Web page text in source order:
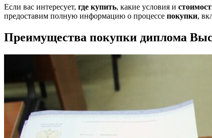
Если вас интересует, где купить, какие условия и
предоставим полную информацию о процессе покупки,
Преимущества покупки диплома